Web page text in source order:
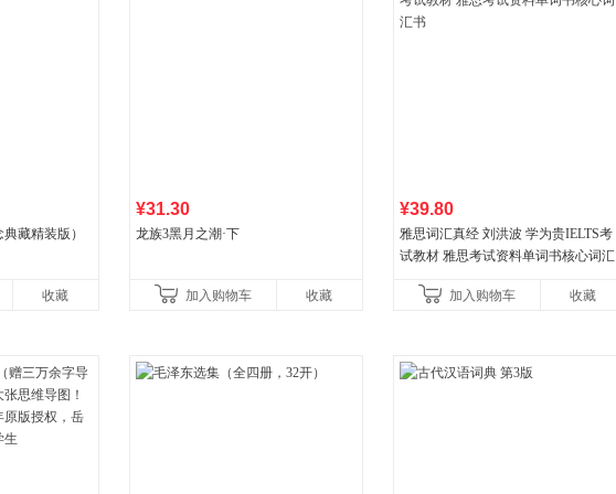
藏精装版）
收藏
¥31.30
龙族3黑月之潮·下
加入购物车 收藏
¥39.80
雅思词汇真经 刘洪波 学为贵IELTS考
试教材 雅思考试资料单词书核心词汇
加入购物车
收藏